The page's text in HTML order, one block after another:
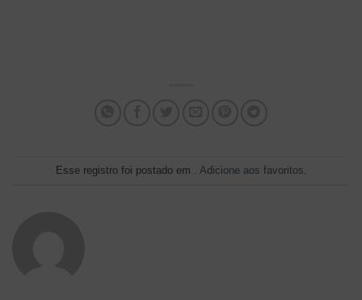
Esse registro foi postado em . Adicione aos favoritos